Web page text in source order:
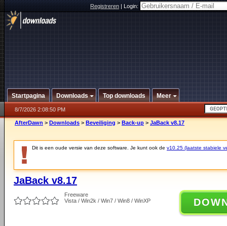
Registreren|Login:
Startpagina Downloads Top downloads Meer
8/7/2026 2:08:50 PM
AfterDawn > Downloads > Beveiliging > Back-up > JaBack v8.17
Dit is een oude versie van deze software. Je kunt ook de v10.25 (laatste stabiele
JaBack v8.17
Freeware
Vista / Win2k / Win7 / Win8 / WinXP